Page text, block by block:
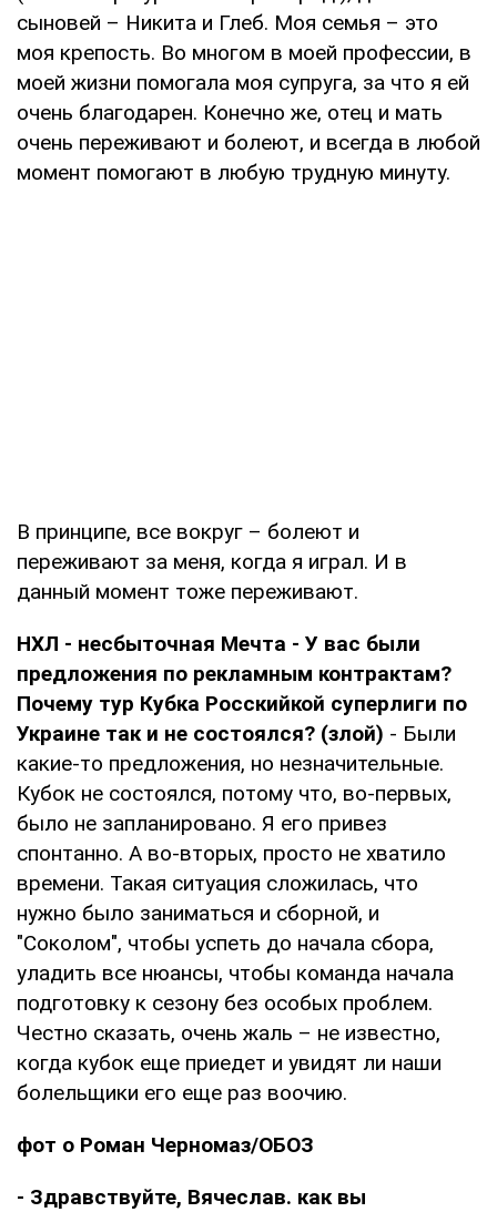
сыновей – Никита и Глеб. Моя семья – это
моя крепость. Во многом в моей профессии, в
моей жизни помогала моя супруга, за что я ей
очень благодарен. Конечно же, отец и мать
очень переживают и болеют, и всегда в любой
момент помогают в любую трудную минуту.
В принципе, все вокруг – болеют и
переживают за меня, когда я играл. И в
данный момент тоже переживают.
НХЛ - несбыточная Мечта - У вас были
предложения по рекламным контрактам?
Почему тур Кубка Росскийкой суперлиги по
Украине так и не состоялся? (злой) - Были
какие-то предложения, но незначительные.
Кубок не состоялся, потому что, во-первых,
было не запланировано. Я его привез
спонтанно. А во-вторых, просто не хватило
времени. Такая ситуация сложилась, что
нужно было заниматься и сборной, и
"Соколом", чтобы успеть до начала сбора,
уладить все нюансы, чтобы команда начала
подготовку к сезону без особых проблем.
Честно сказать, очень жаль – не известно,
когда кубок еще приедет и увидят ли наши
болельщики его еще раз воочию.
фот о Роман Черномаз/ОБОЗ
- Здравствуйте, Вячеслав. как вы